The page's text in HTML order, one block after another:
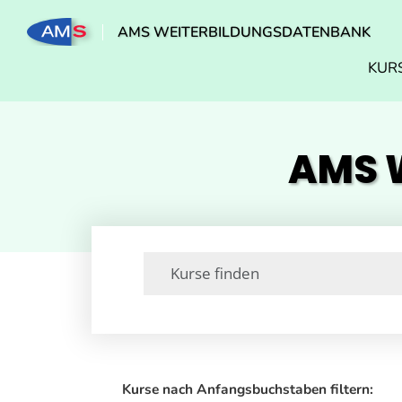
AMS WEITERBILDUNGSDATENBANK
AMS
Kurse nach Anfangsbuchstaben filtern: